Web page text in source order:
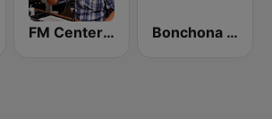
FM Center Venezuela Llaneras Bonchona 107.1 FM